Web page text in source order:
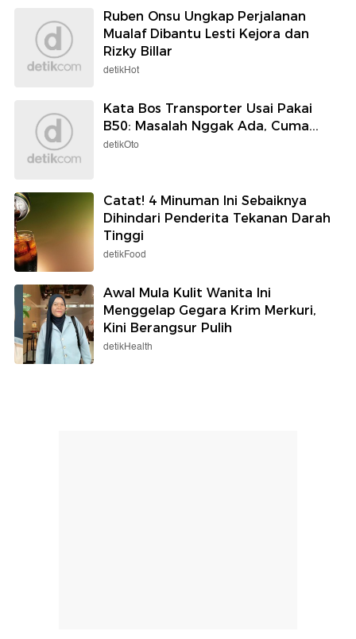
Ruben Onsu Ungkap Perjalanan
Mualaf Dibantu Lesti Kejora dan
Rizky Billar
detikHot
Kata Bos Transporter Usai Pakai
B50: Masalah Nggak Ada, Cuma...
detikOto
Catat! 4 Minuman Ini Sebaiknya
Dihindari Penderita Tekanan Darah
Tinggi
detikFood
Awal Mula Kulit Wanita Ini
Menggelap Gegara Krim Merkuri,
Kini Berangsur Pulih
detikHealth